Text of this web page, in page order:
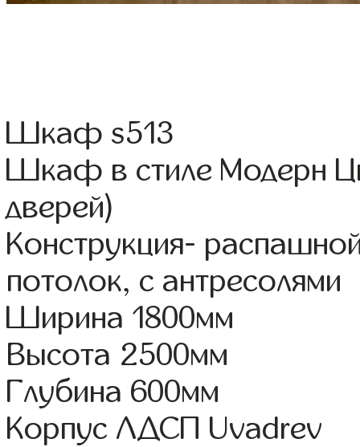
Шкаф s513
Шкаф в стиле Модерн
дверей)
Конструкция-
потолок, с антресолями
Ширина 1800мм
Высота 2500мм
Глубина 600мм
Корпус ЛДСП Uvadrev